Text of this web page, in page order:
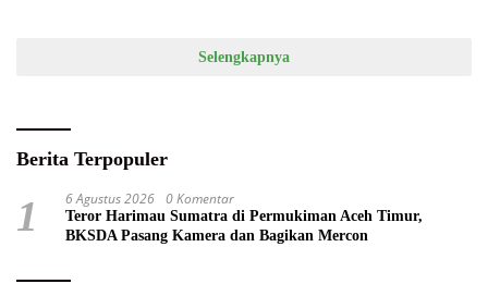
Selengkapnya
Berita Terpopuler
1 6 Agustus 2026 0 Komentar
Teror Harimau Sumatra di Permukiman Aceh Timur,
BKSDA Pasang Kamera dan Bagikan Mercon